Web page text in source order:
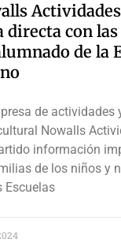
directa con
de la
de actividades
Nowalls
información
de los niños y
Escuelas